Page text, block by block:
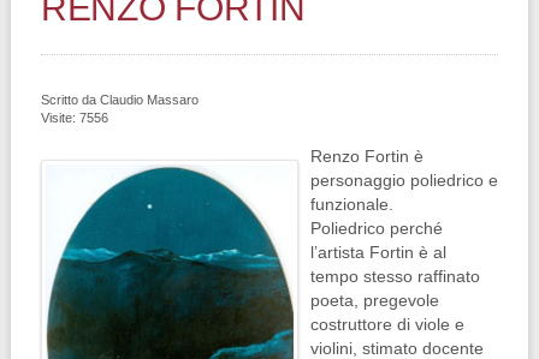
Scritto da Claudio Massaro
Visite: 7556
Renzo Fortin è
personaggio poliedrico e
funzionale.
Poliedrico perché
l’artista Fortin è al
tempo stesso raffinato
poeta, pregevole
costruttore di viole e
violini, stimato docente